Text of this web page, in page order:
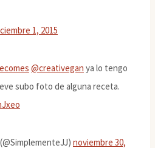
1, 2015
@creativegan ya lo tengo
subo foto de alguna receta.
noviembre 30,